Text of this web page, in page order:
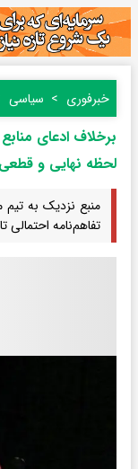
خبرفوری سیاسی
برخلاف ادعای
لحظه نهایی و
منبع نزدیک به تیم
تفاهم‌نامه